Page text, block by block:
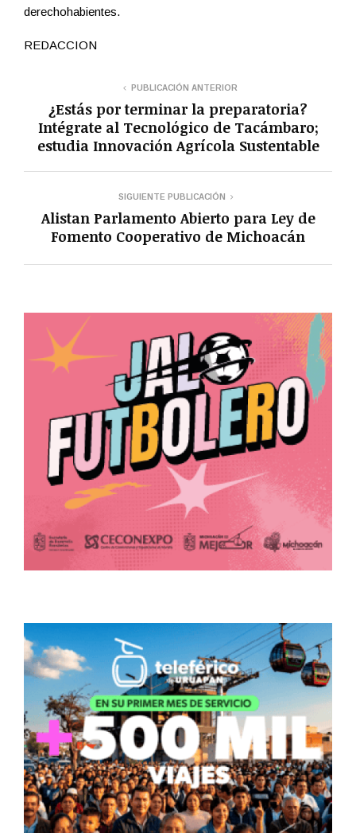
derechohabientes.
REDACCION
PUBLICACIÓN ANTERIOR
¿Estás por terminar la preparatoria?
Intégrate al Tecnológico de Tacámbaro;
estudia Innovación Agrícola Sustentable
SIGUIENTE PUBLICACIÓN
Alistan Parlamento Abierto para Ley de
Fomento Cooperativo de Michoacán